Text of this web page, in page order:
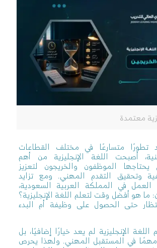
معتمدة
تطورًا متسارعًا في مختلف القطاعات
أصبحت اللغة الإنجليزية من أهم
يحتاجها الموظفون والخريجون لتعزيز
وتحقيق التقدم المهني. ومع تزايد
في المملكة العربية السعودية،
ما هو أفضل وقت لتعلم اللغة الإنجليزية؟
حتى الحصول على وظيفة أم البدء
اللغة الإنجليزية لم يعد خيارًا إضافيًا، بل
مهمًا في المستقبل المهني. ولهذا يحرص